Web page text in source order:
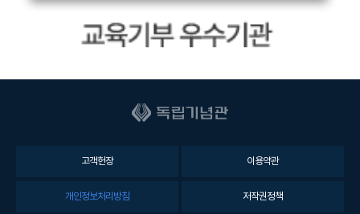
고객헌장 이용약관
개인정보처리방침 저작권정책